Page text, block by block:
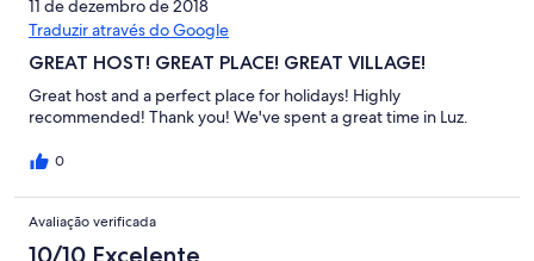
11 de dezembro de 2018
Traduzir através do Google
GREAT HOST! GREAT PLACE! GREAT VILLAGE!
Great host and a perfect place for holidays! Highly
recommended! Thank you! We've spent a great time in Luz.
0
Avaliação verificada
10/10 Excelente